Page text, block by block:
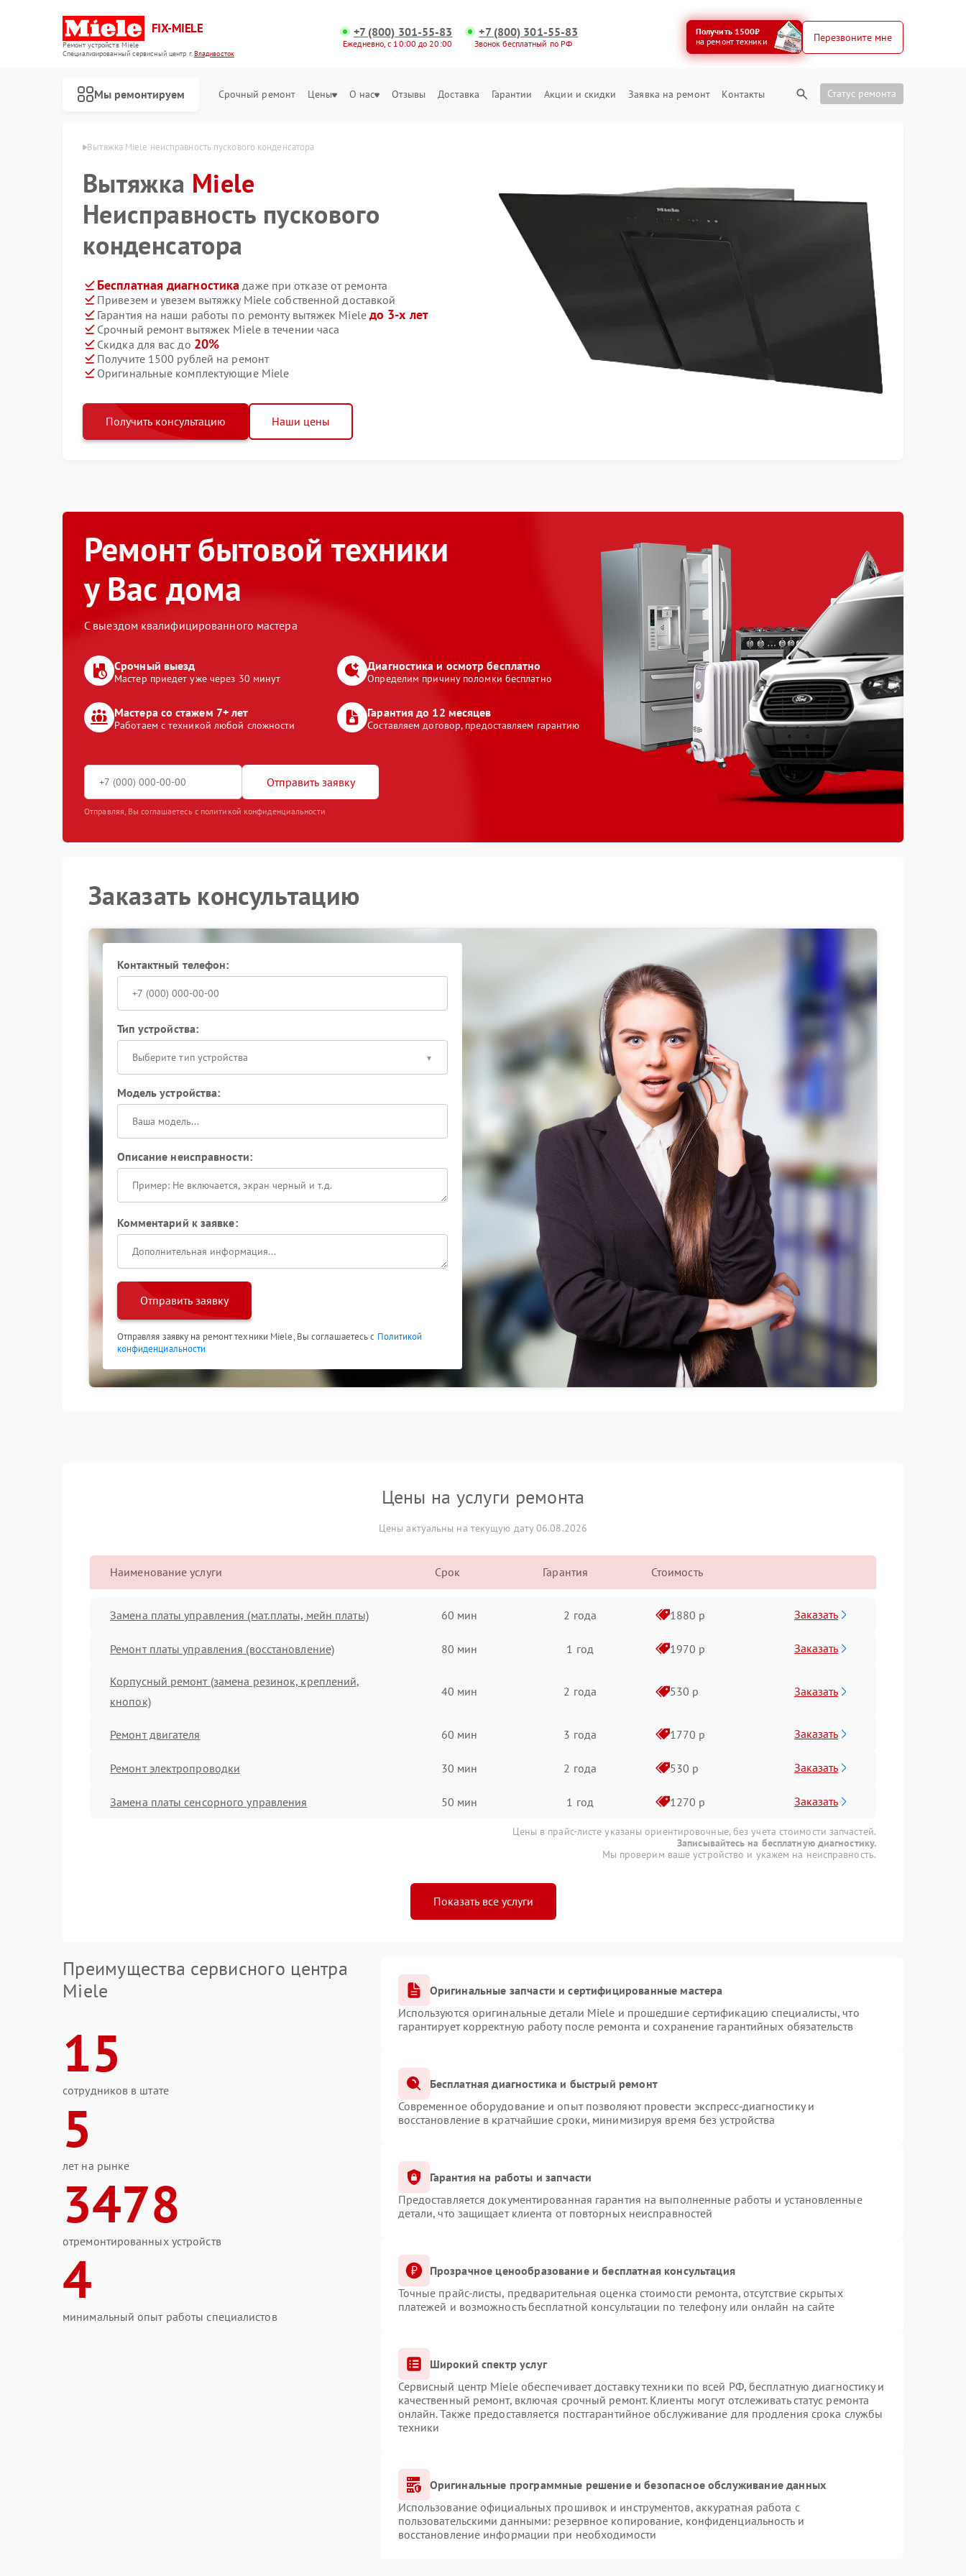
FIX-MIELE
Ремонт устройств Miele
Специализированный cервисный центр г.Владивосток
+7 (800) 301-55-83
Ежедневно, с 10:00 до 20:00
+7 (800) 301-55-83
Звонок бесплатный по РФ
Получить 1500₽
на ремонт техники
Перезвоните мне
Мы ремонтируем Срочный ремонт Цены О нас Отзывы Доставка Гарантии Акции и скидки Заявка на ремонт Контакты Статус ремонта
в Владивостоке Вытяжка Miele неисправность пускового конденсатора
Вытяжка Miele
Неисправность пускового
конденсатора
Бесплатная диагностика даже при отказе от ремонта
Привезем и увезем вытяжку Miele собственной доставкой
Гарантия на наши работы по ремонту вытяжек Miele до 3-х лет
Срочный ремонт вытяжек Miele в течении часа
Скидка для вас до 20%
Получите 1500 рублей на ремонт
Оригинальные комплектующие Miele
Получить консультацию Наши цены
Ремонт бытовой техники
у Вас дома
С выездом квалифицированного мастера
Срочный выезд
Мастер приедет уже через 30 минут
Диагностика и осмотр бесплатно
Определим причину поломки бесплатно
Мастера со стажем 7+ лет
Работаем с техникой любой сложности
Гарантия до 12 месяцев
Составляем договор, предоставляем гарантию
Отправить заявку
Отправляя, Вы соглашаетесь с политикой конфиденциальности
Заказать консультацию
Контактный телефон:
Тип устройства:
Выберите тип устройства
Модель устройства:
Описание неисправности:
Комментарий к заявке:
Отправить заявку
Отправляя заявку на ремонт техники Miele, Вы соглашаетесь с Политикой
конфиденциальности
Цены на услуги ремонта
Цены актуальны на текущую дату 06.08.2026
Наименование услуги Срок Гарантия Стоимость
Замена платы управления (мат.платы, мейн платы) 60 мин 2 года 1880 р Заказать
Ремонт платы управления (восстановление) 80 мин 1 год 1970 р Заказать
Корпусный ремонт (замена резинок, креплений,
кнопок)
40 мин 2 года 530 р Заказать
Ремонт двигателя 60 мин 3 года 1770 р Заказать
Ремонт электропроводки 30 мин 2 года 530 р Заказать
Замена платы сенсорного управления 50 мин 1 год 1270 р Заказать
Цены в прайс-листе указаны ориентировочные, без учета стоимости запчастей.
Записывайтесь на бесплатную диагностику.
Мы проверим ваше устройство и укажем на неисправность.
Показать все услуги
Преимущества сервисного центра
Miele
15
сотрудников в штате
5
лет на рынке
3478
отремонтированных устройств
4
минимальный опыт работы специалистов
Оригинальные запчасти и сертифицированные мастера
Используются оригинальные детали Miele и прошедшие сертификацию специалисты, что
гарантирует корректную работу после ремонта и сохранение гарантийных обязательств
Бесплатная диагностика и быстрый ремонт
Современное оборудование и опыт позволяют провести экспресс-диагностику и
восстановление в кратчайшие сроки, минимизируя время без устройства
Гарантия на работы и запчасти
Предоставляется документированная гарантия на выполненные работы и установленные
детали, что защищает клиента от повторных неисправностей
Прозрачное ценообразование и бесплатная консультация
Точные прайс-листы, предварительная оценка стоимости ремонта, отсутствие скрытых
платежей и возможность бесплатной консультации по телефону или онлайн на сайте
Широкий спектр услуг
Сервисный центр Miele обеспечивает доставку техники по всей РФ, бесплатную диагностику и
качественный ремонт, включая срочный ремонт. Клиенты могут отслеживать статус ремонта
онлайн. Также предоставляется постгарантийное обслуживание для продления срока службы
техники
Оригинальные программные решение и безопасное обслуживание данных
Использование официальных прошивок и инструментов, аккуратная работа с
пользовательскими данными: резервное копирование, конфиденциальность и
восстановление информации при необходимости